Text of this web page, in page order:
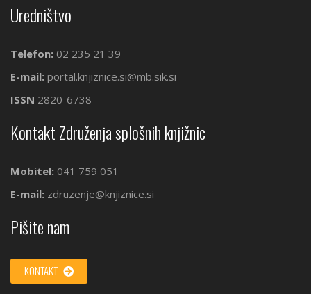
Uredništvo
Telefon: 02 235 21 39
E-mail: portal.knjiznice.si@mb.sik.si
ISSN 2820-6738
Kontakt Združenja splošnih knjižnic
Mobitel: 041 759 051
E-mail: zdruzenje@knjiznice.si
Pišite nam
KONTAKT